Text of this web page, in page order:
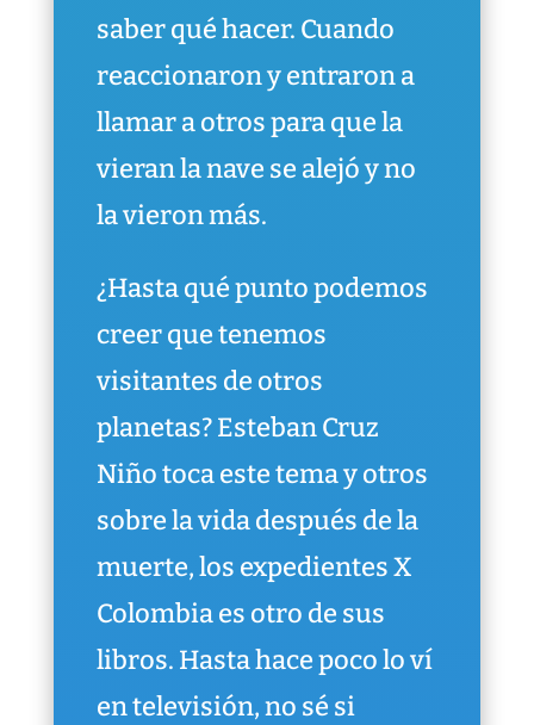
saber qué hacer. Cuando
reaccionaron y entraron a
llamar a otros para que la
vieran la nave se alejó y no
la vieron más.
¿Hasta qué punto podemos
creer que tenemos
visitantes de otros
planetas? Esteban Cruz
Niño toca este tema y otros
sobre la vida después de la
muerte, los expedientes X
Colombia es otro de sus
libros. Hasta hace poco lo ví
en televisión, no sé si